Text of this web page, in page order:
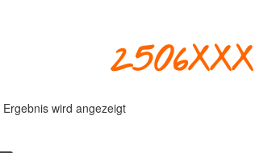
2506XXX
Ergebnis wird angezeigt